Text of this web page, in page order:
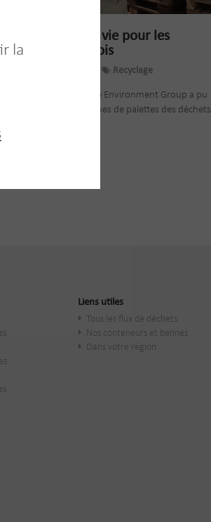
Une nouvelle vie pour les
palettes en bois
Recyclage
En 2022, Vanheede Environment Group a pu
récupérer 614 tonnes de palettes des déchets
Liens utiles
Tous les flux de déchets
Nos conteneurs et bennes
Dans votre région
la